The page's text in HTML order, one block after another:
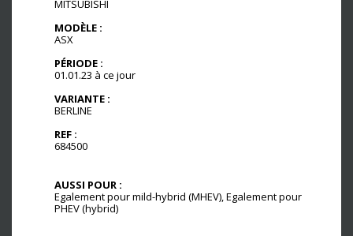
MITSUBISHI
MODÈLE :
ASX
PÉRIODE :
01.01.23 à ce jour
VARIANTE :
BERLINE
REF :
684500
AUSSI POUR :
Egalement pour mild-hybrid (MHEV), Egalement pour
PHEV (hybrid)